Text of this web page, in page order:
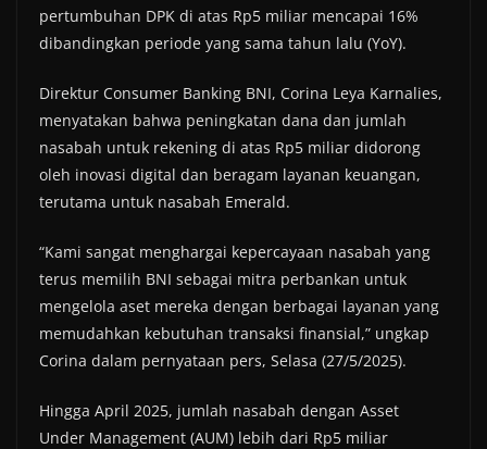
pertumbuhan DPK di atas Rp5 miliar mencapai 16%
dibandingkan periode yang sama tahun lalu (YoY).
Direktur Consumer Banking BNI, Corina Leya Karnalies,
menyatakan bahwa peningkatan dana dan jumlah
nasabah untuk rekening di atas Rp5 miliar didorong
oleh inovasi digital dan beragam layanan keuangan,
terutama untuk nasabah Emerald.
“Kami sangat menghargai kepercayaan nasabah yang
terus memilih BNI sebagai mitra perbankan untuk
mengelola aset mereka dengan berbagai layanan yang
memudahkan kebutuhan transaksi finansial,” ungkap
Corina dalam pernyataan pers, Selasa (27/5/2025).
Hingga April 2025, jumlah nasabah dengan Asset
Under Management (AUM) lebih dari Rp5 miliar